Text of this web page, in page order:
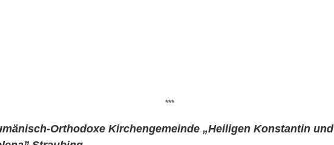
***
Orthodoxe Kirchengemeinde „Heiligen Konstantin und